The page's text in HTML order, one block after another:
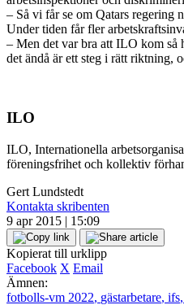
– Så vi får se om Qatars regering
Under tiden får fler
– Men det var bra att ILO kom så
det ändå är ett steg i rätt riktning,
ILO
ILO, Internationella
föreningsfrihet och kollektiv
Gert Lundstedt
Kontakta skribenten
9 apr 2015 | 15:09
Kopierat till urklipp
Facebook X Email
Ämnen:
fotbolls-vm 2022, gästarbetare, ifs,